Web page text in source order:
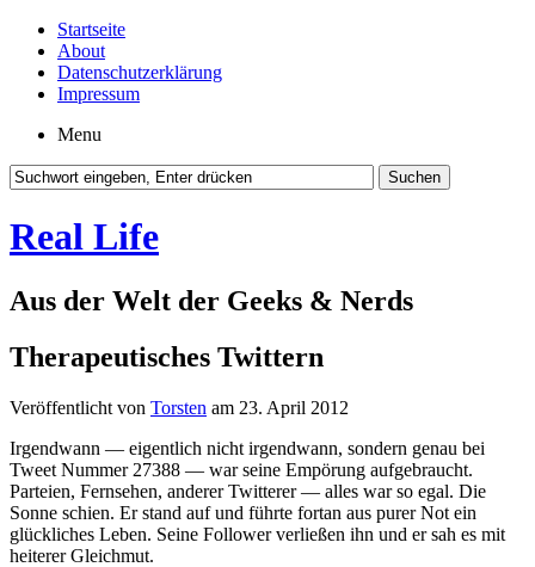
Startseite
About
Datenschutzerklärung
Impressum
Menu
Real Life
Aus der Welt der Geeks & Nerds
Therapeutisches Twittern
Veröffentlicht von Torsten am 23. April 2012
Irgendwann — eigentlich nicht irgendwann, sondern genau bei
Tweet Nummer 27388 — war seine Empörung aufgebraucht.
Parteien, Fernsehen, anderer Twitterer — alles war so egal. Die
Sonne schien. Er stand auf und führte fortan aus purer Not ein
glückliches Leben. Seine Follower verließen ihn und er sah es mit
heiterer Gleichmut.